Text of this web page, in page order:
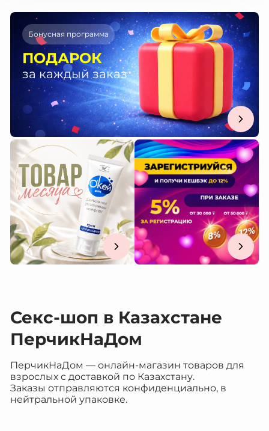
Бонусная программа
ПОДАРОК
за каждый заказ
Секс-шоп в Казахстане
ПерчикНаДом
ПерчикНаДом — онлайн-магазин товаров для
взрослых с доставкой по Казахстану.
Заказы отправляются конфиденциально, в
нейтральной упаковке.